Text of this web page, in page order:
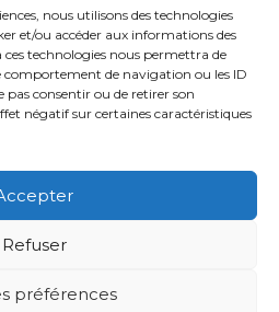
nous utilisons des technologies
et/ou accéder aux informations des
ces technologies nous permettra de
comportement de navigation ou les ID
pas consentir ou de retirer son
négatif sur certaines caractéristiques
Refuser
préférences
CPTS
de santé